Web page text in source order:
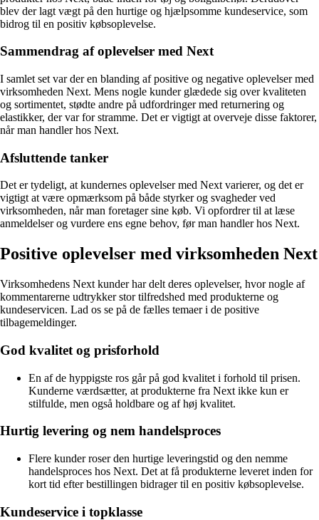
blev der lagt vægt på den hurtige og hjælpsomme kundeservice, som
bidrog til en positiv købsoplevelse.
Sammendrag af oplevelser med Next
I samlet set var der en blanding af positive og negative oplevelser med
virksomheden Next. Mens nogle kunder glædede sig over kvaliteten
og sortimentet, stødte andre på udfordringer med returnering og
elastikker, der var for stramme. Det er vigtigt at overveje disse faktorer,
når man handler hos Next.
Afsluttende tanker
Det er tydeligt, at kundernes oplevelser med Next varierer, og det er
vigtigt at være opmærksom på både styrker og svagheder ved
virksomheden, når man foretager sine køb. Vi opfordrer til at læse
anmeldelser og vurdere ens egne behov, før man handler hos Next.
Positive oplevelser med virksomheden Next
Virksomhedens Next kunder har delt deres oplevelser, hvor nogle af
kommentarerne udtrykker stor tilfredshed med produkterne og
kundeservicen. Lad os se på de fælles temaer i de positive
tilbagemeldinger.
God kvalitet og prisforhold
En af de hyppigste ros går på god kvalitet i forhold til prisen.
Kunderne værdsætter, at produkterne fra Next ikke kun er
stilfulde, men også holdbare og af høj kvalitet.
Hurtig levering og nem handelsproces
Flere kunder roser den hurtige leveringstid og den nemme
handelsproces hos Next. Det at få produkterne leveret inden for
kort tid efter bestillingen bidrager til en positiv købsoplevelse.
Kundeservice i topklasse